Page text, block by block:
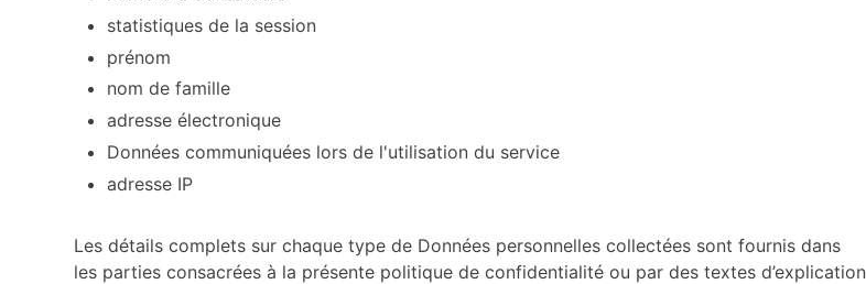
statistiques de la session
prénom
nom de famille
adresse électronique
Données communiquées lors de l'utilisation du service
adresse IP
Les détails complets sur chaque type de Données personnelles collectées sont fournis dans
les parties consacrées à la présente politique de confidentialité ou par des textes d’explication